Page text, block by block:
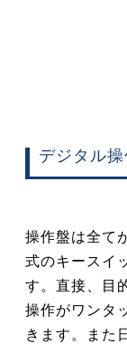
デジタル操
操作盤は全て
式のキースイ
す。直接、目
操作がワンタ
きます。また